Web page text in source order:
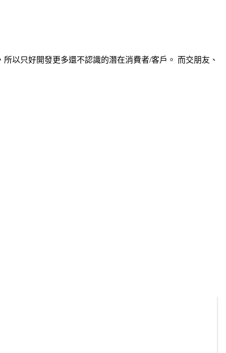
以只好開發更多還不認識的潛在消費者/客戶。 而交朋友、